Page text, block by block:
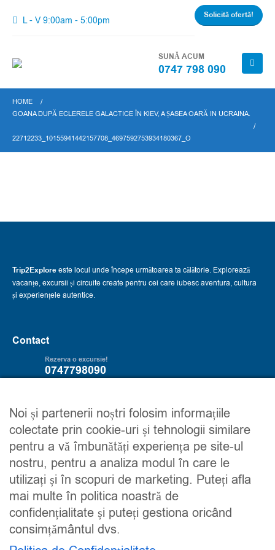
L - V 9:00am - 5:00pm Solicită ofertă!
SUNĂ ACUM
0747 798 090
HOME
GOANA DUPĂ ECLERELE GALACTICE ÎN KIEV, A ȘASEA OARĂ IN UCRAINA.
22712233_10155941442157708_4697592753934180367_O
Trip2Exploreeste locul unde începe următoarea ta călătorie. Explorează
vacanțe, excursii și circuite create pentru cei care iubesc aventura, cultura
și experiențele autentice.
Contact
Rezerva o excursie!
0747798090
Servicii
Excursii
Circuite
Maroc
Trip2explore
Despre noi
Contacteaza-ne
Detalii financiare
Urmareste-ne
Noi și partenerii noștri folosim informațiile
colectate prin cookie-uri și tehnologii similare
pentru a vă îmbunătăți experiența pe site-ul
nostru, pentru a analiza modul în care le
utilizați și în scopuri de marketing. Puteți afla
mai multe în politica noastră de
confidențialitate și puteți gestiona oricând
consimțământul dvs.